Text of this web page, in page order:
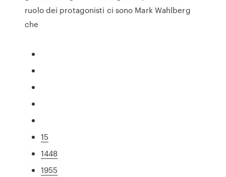
ruolo dei protagonisti ci sono Mark Wahlberg
che
15
1448
1955